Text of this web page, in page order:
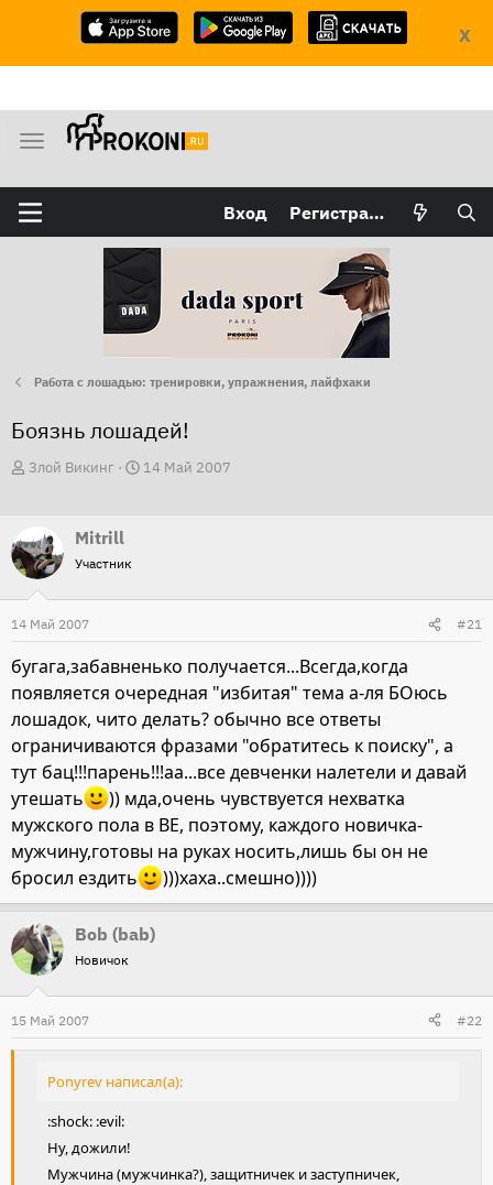
X
М
н
ю
Вход Регистрация
Работа с лошадью: тренировки, упражнения, лайфхаки
Боязнь лошадей!
А
о
р
т
е
ы
Злой Викинг
Д
а
л
а
14 Май 2007
Mitrill
Участник
14 Май 2007 #21
бугага,забавненько получается...Всегда,когда
появляется очередная "избитая" тема а-ля БОюсь
лошадок, чито делать? обычно все ответы
ограничиваются фразами "обратитесь к поиску", а
тут бац!!!парень!!!аа...все девченки налетели и давай
утешать
)) мда,очень чувствуется нехватка
мужского пола в ВЕ, поэтому, каждого новичка-
мужчину,готовы на руках носить,лишь бы он не
бросил ездить
)))хаха..смешно))))
Bob (bab)
Новичок
15 Май 2007 #22
Ponyrev написал(а):
:shock: :evil:
Ну, дожили!
Мужчина (мужчинка?), защитничек и заступничек,